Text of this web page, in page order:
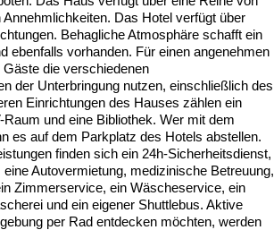
Annehmlichkeiten. Das Hotel verfügt über
Behagliche Atmosphäre schafft ein
ebenfalls vorhanden. Für einen angenehmen
die verschiedenen
der Unterbringung nutzen, einschließlich des
Einrichtungen des Hauses zählen ein
und eine Bibliothek. Wer mit dem
es auf dem Parkplatz des Hotels abstellen.
finden sich ein 24h-Sicherheitsdienst,
Autovermietung, medizinische Betreuung,
Zimmerservice, ein Wäscheservice, ein
und ein eigener Shuttlebus. Aktive
per Rad entdecken möchten, werden